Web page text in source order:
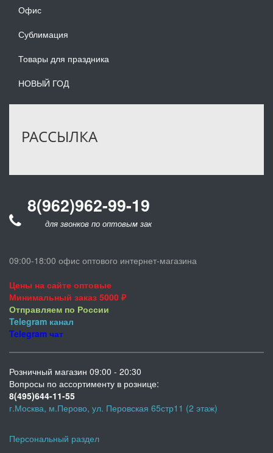
Офис
Сублимация
Товары для праздника
НОВЫЙ ГОД
РАССЫЛКА
8(962)962-99-19
для звонков по оптовым заказам
09:00-18:00 офис оптового интернет-магазина
Цены на сайте оптовые
Минимальный заказ 5000 ₽
Отправляем по России
Telegram канал
Telegram чат
Розничный магазин 09:00 - 20:30
Вопросы по ассортименту в рознице:
8(495)644-11-55
г.Москва, м.Перово, ул. Перовская 65стр11 (2 этаж)
Персональный раздел